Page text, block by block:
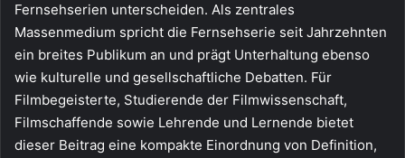
Fernsehserien unterscheiden. Als zentrales
Massenmedium spricht die Fernsehserie seit Jahrzehnten
ein breites Publikum an und prägt Unterhaltung ebenso
wie kulturelle und gesellschaftliche Debatten. Für
Filmbegeisterte, Studierende der Filmwissenschaft,
Filmschaffende sowie Lehrende und Lernende bietet
dieser Beitrag eine kompakte Einordnung von Definition,